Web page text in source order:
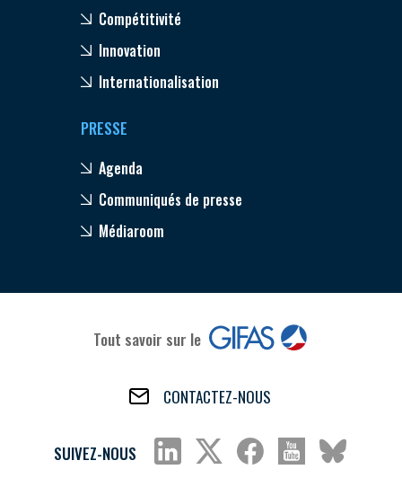
Compétitivité
Innovation
Internationalisation
PRESSE
Agenda
Communiqués de presse
Médiaroom
Tout savoir sur le
CONTACTEZ-NOUS
SUIVEZ-NOUS